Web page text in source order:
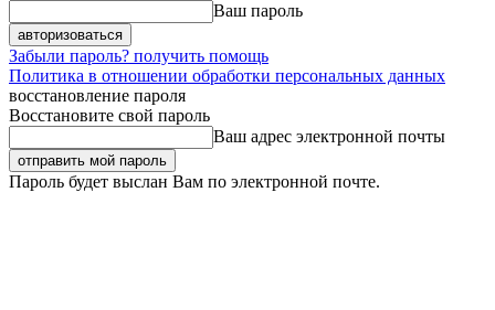
Ваш пароль
Забыли пароль? получить помощь
Политика в отношении обработки персональных данных
восстановление пароля
Восстановите свой пароль
Ваш адрес электронной почты
Пароль будет выслан Вам по электронной почте.